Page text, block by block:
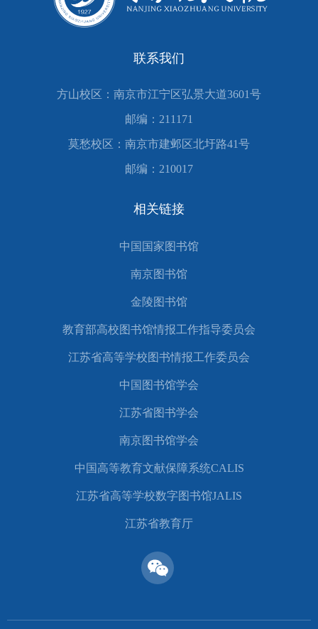
联系我们
方山校区：南京市江宁区弘景大道3601号
邮编：211171
莫愁校区：南京市建邺区北圩路41号
邮编：210017
相关链接
中国国家图书馆
南京图书馆
金陵图书馆
教育部高校图书馆情报工作指导委员会
江苏省高等学校图书情报工作委员会
中国图书馆学会
江苏省图书学会
南京图书馆学会
中国高等教育文献保障系统CALIS
江苏省高等学校数字图书馆JALIS
江苏省教育厅